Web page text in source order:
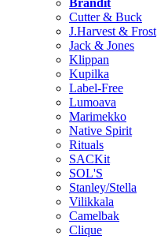
Brändit
Cutter & Buck
J.Harvest & Frost
Jack & Jones
Klippan
Kupilka
Label-Free
Lumoava
Marimekko
Native Spirit
Rituals
SACKit
SOL'S
Stanley/Stella
Vilikkala
Camelbak
Clique